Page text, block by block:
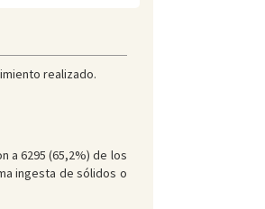
realizado.
a 6295 (65,2%) de los
ingesta de sólidos o